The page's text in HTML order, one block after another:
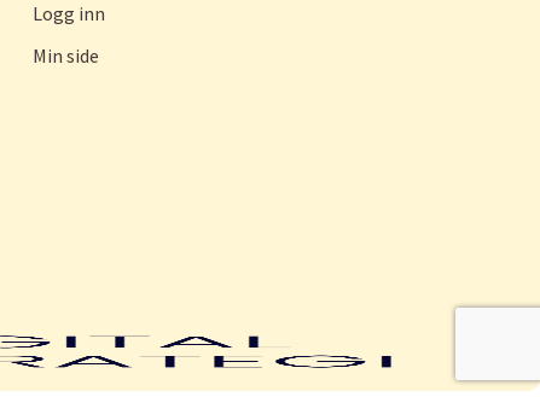
Logg inn
Min side